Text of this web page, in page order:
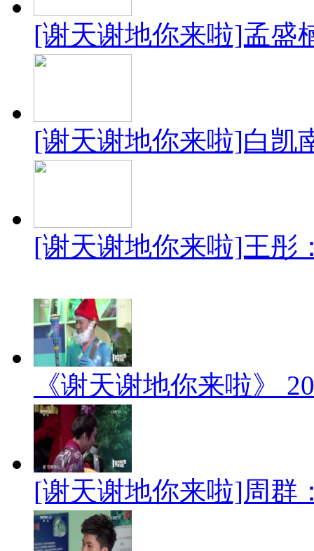
[谢天谢地你来啦]孟盛
[谢天谢地你来啦]白凯
[谢天谢地你来啦]王彤
《谢天谢地你来啦》
[谢天谢地你来啦]周群